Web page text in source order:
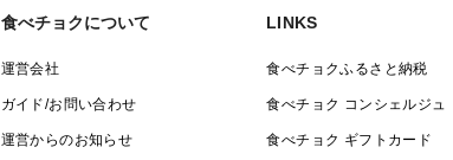
食べチョクについて
運営会社
ガイド/お問い合わせ
運営からのお知らせ
LINKS
食べチョクふるさと納税
食べチョク コンシェルジュ
食べチョク ギフトカード